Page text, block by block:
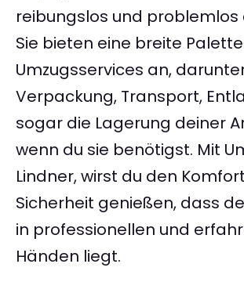
reibungslos und problemlos
Sie bieten eine breite
Umzugsservices an,
Verpackung, Transport,
sogar die Lagerung deiner
wenn du sie benötigst. Mit
Lindner, wirst du den
Sicherheit genießen, dass
in professionellen und
Händen liegt.